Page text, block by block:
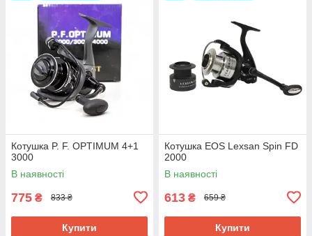
Котушка P. F. OPTIMUM 4+1
3000
В наявності
775 ₴ 833 ₴
Купити
Котушка EOS Lexsan Spin FD
2000
В наявності
613 ₴ 659 ₴
Купити